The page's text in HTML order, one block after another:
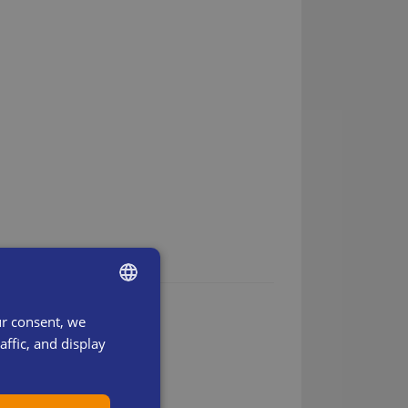
ENGLISH
SWEDISH
consent, we
and display